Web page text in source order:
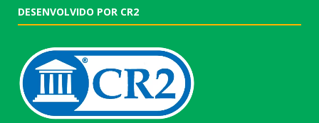
DESENVOLVIDO POR CR2